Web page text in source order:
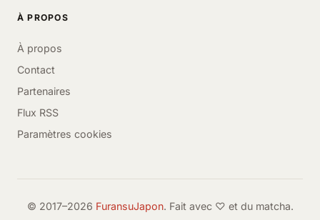
À PROPOS
À propos
Contact
Partenaires
Flux RSS
Paramètres cookies
© 2017–2026 FuransuJapon. Fait avec ♡ et du matcha.